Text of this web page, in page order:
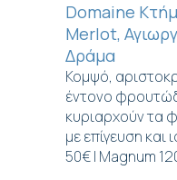
Domaine
Merlot,
Δράμα
Κομψό,
έντονο
κυριαρχούν τα
με επίγευση
50€ | Magnum